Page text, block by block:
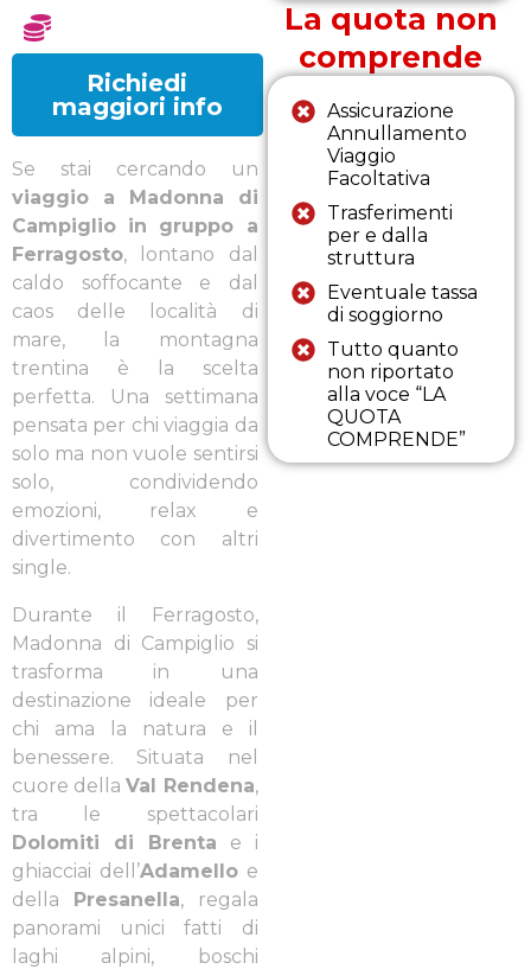
Richiedi
maggiori info
Se stai cercando un
viaggio a Madonna di
Campiglio in gruppo a
Ferragosto, lontano dal
caldo soffocante e dal
caos delle località di
mare, la montagna
trentina è la scelta
perfetta. Una settimana
pensata per chi viaggia da
solo ma non vuole sentirsi
solo, condividendo
emozioni, relax e
divertimento con altri
single.
Durante il Ferragosto,
Madonna di Campiglio si
trasforma in una
destinazione ideale per
chi ama la natura e il
benessere. Situata nel
cuore dellaVal Rendena,
tra le spettacolari
Dolomiti di Brenta e i
ghiacciai dell’Adamelloe
della Presanella, regala
panorami unici fatti di
laghi alpini, boschi
La quota non
comprende
Assicurazione
Annullamento
Viaggio
Facoltativa
Trasferimenti
per e dalla
struttura
Eventuale tassa
di soggiorno
Tutto quanto
non riportato
alla voce “LA
QUOTA
COMPRENDE”